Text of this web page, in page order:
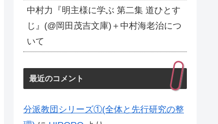
中村力『明主様に学ぶ 第二集 道ひとす
じ』(@岡田茂吉文庫)＋中村海老治につ
いて
最近のコメント
分派教団シリーズ①(全体と先行研究の整